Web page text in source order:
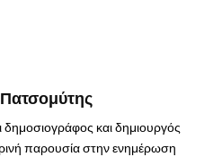
και δημιουργός
παρουσία στην ενημέρωση